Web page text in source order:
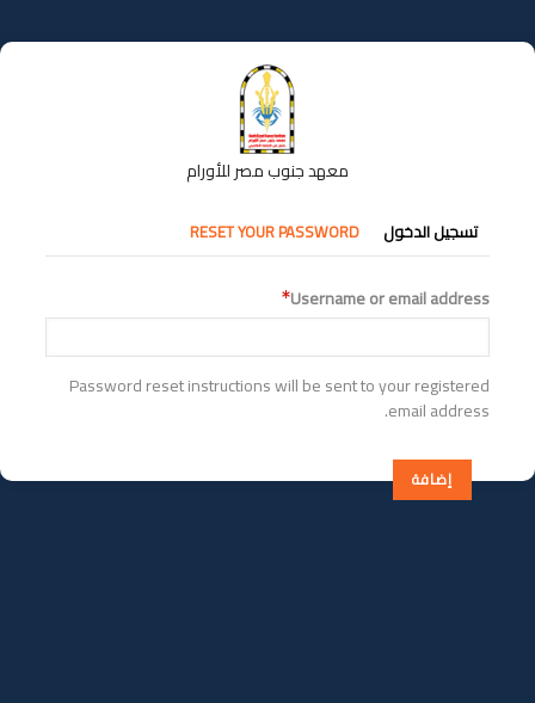
إلى
المحتوى
معهد جنوب مصر للأورام
التبويبات
الأساسية
تسجيل الدخول RESET YOUR PASSWORD
Username or email address
Password reset instructions will be sent to your registered
email address.